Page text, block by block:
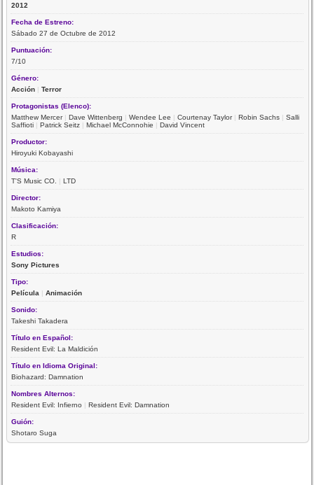
2012
Fecha de Estreno:
Sábado 27 de Octubre de 2012
Puntuación:
7/10
Género:
Acción |Terror
Protagonistas (Elenco):
Matthew Mercer|Dave Wittenberg |Wendee Lee |Courtenay Taylor|Robin Sachs |Salli
Saffioti |Patrick Seitz |Michael McConnohie |David Vincent
Productor:
Hiroyuki Kobayashi
Música:
T'S Music CO.
|LTD
Director:
Makoto Kamiya
Clasificación:
R
Estudios:
Sony Pictures
Tipo:
Película |Animación
Sonido:
Takeshi Takadera
Título en Español:
Resident Evil: La Maldición
Título en Idioma Original:
Biohazard: Damnation
Nombres Alternos:
Resident Evil: Infierno |Resident Evil: Damnation
Guión:
Shotaro Suga